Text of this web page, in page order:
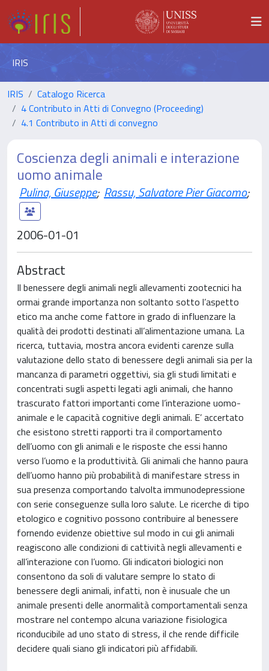
IRIS
IRIS
Catalogo Ricerca
4 Contributo in Atti di Convegno (Proceeding)
4.1 Contributo in Atti di convegno
Coscienza degli animali e interazione
uomo animale
Pulina, Giuseppe; Rassu, Salvatore Pier Giacomo;
2006-01-01
Abstract
Il benessere degli animali negli allevamenti zootecnici ha
ormai grande importanza non soltanto sotto l’aspetto
etico ma anche come fattore in grado di influenzare la
qualità dei prodotti destinati all’alimentazione umana. La
ricerca, tuttavia, mostra ancora evidenti carenze sulla
valutazione dello stato di benessere degli animali sia per la
mancanza di parametri oggettivi, sia gli studi limitati e
concentrati sugli aspetti legati agli animali, che hanno
trascurato fattori importanti come l’interazione uomo-
animale e le capacità cognitive degli animali. E’ accertato
che esistono stretti rapporti tra il comportamento
dell’uomo con gli animali e le risposte che essi hanno
verso l’uomo e la produttività. Gli animali che hanno paura
dell’uomo hanno più probabilità di manifestare stress in
sua presenza comportando talvolta immunodepressione
con serie conseguenze sulla loro salute. Le ricerche di tipo
etologico e cognitivo possono contribuire al benessere
fornendo evidenze obiettive sul modo in cui gli animali
reagiscono alle condizioni di cattività negli allevamenti e
all’interazione con l’uomo. Gli indicatori biologici non
consentono da soli di valutare sempre lo stato di
benessere degli animali, infatti, non è inusuale che un
animale presenti delle anormalità comportamentali senza
mostrare nel contempo alcuna variazione fisiologica
riconducibile ad uno stato di stress, il che rende difficile
decidere quali siano gli indicatori più affidabili.